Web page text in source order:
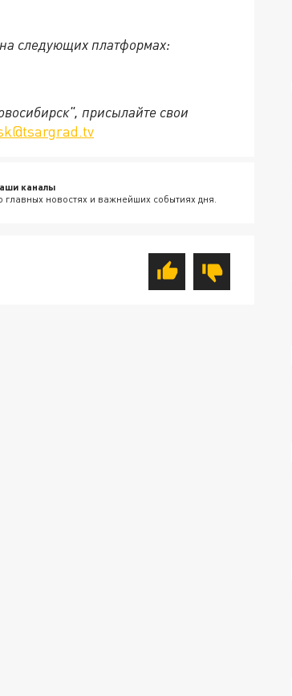
следующих платформах:
присылайте свои
каналы
главных новостях и важнейших событиях дня.